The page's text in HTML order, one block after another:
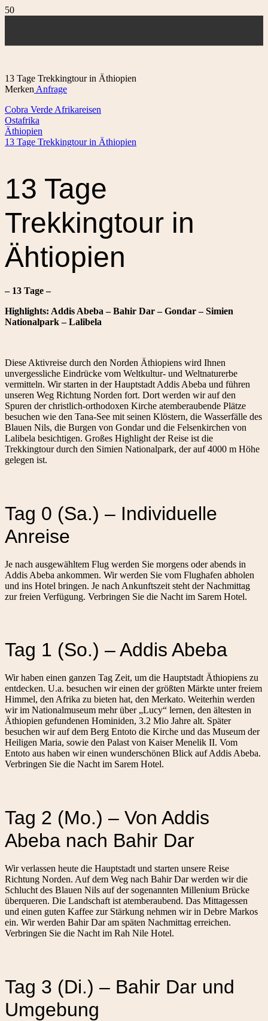
13 Tage Trekkingtour in Äthiopien
Merken Anfrage
Cobra Verde Afrikareisen
Ostafrika
Äthiopien
13 Tage Trekkingtour in Äthiopien
13 Tage
Trekkingtour in
Ähtiopien
– 13 Tage –
Highlights: Addis Abeba – Bahir Dar – Gondar – Simien
Nationalpark – Lalibela
Diese Aktivreise durch den Norden Äthiopiens wird Ihnen
unvergessliche Eindrücke vom Weltkultur- und Weltnaturerbe
vermitteln. Wir starten in der Hauptstadt Addis Abeba und führen
unseren Weg Richtung Norden fort. Dort werden wir auf den
Spuren der christlich-orthodoxen Kirche atemberaubende Plätze
besuchen wie den Tana-See mit seinen Klöstern, die Wasserfälle des
Blauen Nils, die Burgen von Gondar und die Felsenkirchen von
Lalibela besichtigen. Großes Highlight der Reise ist die
Trekkingtour durch den Simien Nationalpark, der auf 4000 m Höhe
gelegen ist.
Tag 0 (Sa.) – Individuelle
Anreise
Je nach ausgewähltem Flug werden Sie morgens oder abends in
Addis Abeba ankommen. Wir werden Sie vom Flughafen abholen
und ins Hotel bringen. Je nach Ankunftszeit steht der Nachmittag
zur freien Verfügung. Verbringen Sie die Nacht im Sarem Hotel.
Tag 1 (So.) – Addis Abeba
Wir haben einen ganzen Tag Zeit, um die Hauptstadt Äthiopiens zu
entdecken. U.a. besuchen wir einen der größten Märkte unter freiem
Himmel, den Afrika zu bieten hat, den Merkato. Weiterhin werden
wir im Nationalmuseum mehr über „Lucy“ lernen, den ältesten in
Äthiopien gefundenen Hominiden, 3.2 Mio Jahre alt. Später
besuchen wir auf dem Berg Entoto die Kirche und das Museum der
Heiligen Maria, sowie den Palast von Kaiser Menelik II. Vom
Entoto aus haben wir einen wunderschönen Blick auf Addis Abeba.
Verbringen Sie die Nacht im Sarem Hotel.
Tag 2 (Mo.) – Von Addis
Abeba nach Bahir Dar
Wir verlassen heute die Hauptstadt und starten unsere Reise
Richtung Norden. Auf dem Weg nach Bahir Dar werden wir die
Schlucht des Blauen Nils auf der sogenannten Millenium Brücke
überqueren. Die Landschaft ist atemberaubend. Das Mittagessen
und einen guten Kaffee zur Stärkung nehmen wir in Debre Markos
ein. Wir werden Bahir Dar am späten Nachmittag erreichen.
Verbringen Sie die Nacht im Rah Nile Hotel.
Tag 3 (Di.) – Bahir Dar und
Umgebung